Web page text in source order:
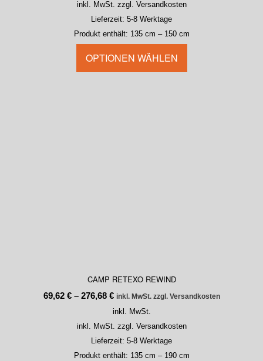
inkl. MwSt. zzgl. Versandkosten
Lieferzeit: 5-8 Werktage
Produkt enthält: 135 cm – 150 cm
OPTIONEN WÄHLEN
CAMP RETEXO REWIND
69,62 €– 276,68 € inkl. MwSt. zzgl. Versandkosten
inkl. MwSt.
inkl. MwSt. zzgl. Versandkosten
Lieferzeit: 5-8 Werktage
Produkt enthält: 135 cm – 190 cm